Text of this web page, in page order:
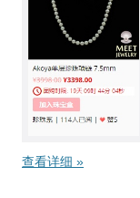
查看详细 »